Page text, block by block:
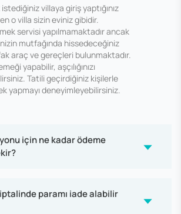
villaya giriş yaptığınız
o villa sizin eviniz gibidir.
servisi yapılmamaktadır ancak
mutfağında hissedeceğiniz
araç ve gereçleri bulunmaktadır.
yapabilir, aşçılığınızı
Tatili geçirdiğiniz kişilerle
yapmayı deneyimleyebilirsiniz.
için ne kadar ödeme
paramı iade alabilir